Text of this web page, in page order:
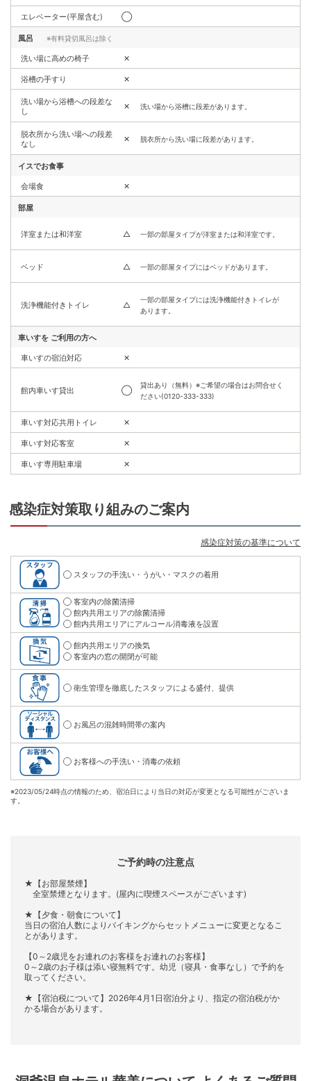
エレベーター(平屋含む) ◯
風呂 ※有料貸切風呂は除く
洗い場に高めの椅子 ✕
浴槽の手すり ✕
洗い場から浴槽への段差な
し
✕ 洗い場から浴槽に段差があります。
脱衣所から洗い場への段差
なし
✕ 脱衣所から洗い場に段差があります。
イスでお食事
会場食 ✕
部屋
洋室または和洋室 △ 一部の部屋タイプが洋室または和洋室です。
ベッド △ 一部の部屋タイプにはベッドがあります。
洗浄機能付きトイレ △
一部の部屋タイプには洗浄機能付きトイレが
あります。
車いすを ご利用の方へ
車いすの宿泊対応 ✕
館内車いす貸出 ◯
貸出あり（無料）※ご希望の場合はお問合せく
ださい(0120-333-333)
車いす対応共用トイレ ✕
車いす対応客室 ✕
車いす専用駐車場 ✕
感染症対策取り組みのご案内
感染症対策の基準について
スタッフの手洗い・うがい・マスクの着用
客室内の除菌清掃
館内共用エリアの除菌清掃
館内共用エリアにアルコール消毒液を設置
館内共用エリアの換気
客室内の窓の開閉が可能
衛生管理を徹底したスタッフによる盛付、提供
お風呂の混雑時間帯の案内
お客様への手洗い・消毒の依頼
※2023/05/24時点の情報のため、宿泊日により当日の対応が変更となる可能性がございま
す。
ご予約時の注意点
★【お部屋禁煙】
全室禁煙となります。(屋内に喫煙スペースがございます)
★【夕食・朝食について】
当日の宿泊人数によりバイキングからセットメニューに変更となるこ
とがあります。
【0～2歳児をお連れのお客様をお連れのお客様】
0～2歳のお子様は添い寝無料です。幼児（寝具・食事なし）で予約を
取ってください。
★【宿泊税について】2026年4月1日宿泊分より、指定の宿泊税がか
かる場合があります。